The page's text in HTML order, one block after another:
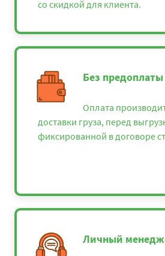
со скидкой для клиента.
Без
Оплата
доставки груза, перед
фиксированной в договоре
Личный